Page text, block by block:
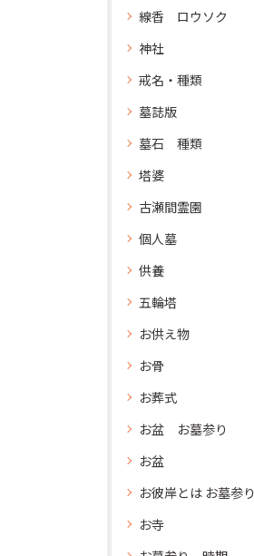
線香 ロウソク
神社
戒名・種類
墓誌版
墓石 種類
塔婆
古瀬間霊園
個人墓
供養
五輪塔
お供え物
お骨
お葬式
お盆 お墓参り
お盆
お彼岸とは お墓参り
お寺